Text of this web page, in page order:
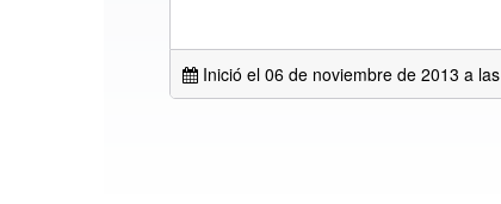
Inició el 06 de noviembre de 2013 a las